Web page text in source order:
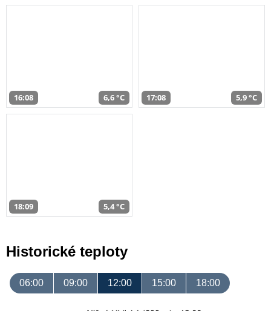
16:08 6,6 °C 17:08 5,9 °C
18:09 5,4 °C
Historické teploty
06:00 09:00 12:00 15:00 18:00